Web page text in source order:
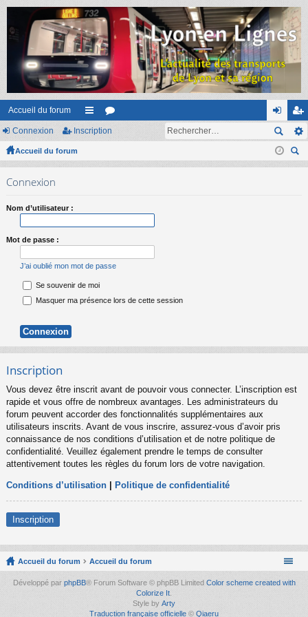
Accueil du forum
ac
s
or on
ne
ns
cri
Connexion Inscription
Accueil du forum
ec
Connexion
Nom d’utilisateur :
Mot de passe :
J’ai oublié mon mot de passe
Se souvenir de moi
Masquer ma présence lors de cette session
Inscription
Vous devez être inscrit avant de pouvoir vous connecter. L’inscription est
rapide et vous offre de nombreux avantages. Les administrateurs du
forum peuvent accorder des fonctionnalités supplémentaires aux
utilisateurs inscrits. Avant de vous inscrire, assurez-vous d’avoir pris
connaissance de nos conditions d’utilisation et de notre politique de
confidentialité. Veuillez également prendre le temps de consulter
attentivement toutes les règles du forum lors de votre navigation.
Conditions d’utilisation Politique de confidentialité
Inscription
Accueil du forum Accueil du forum
Développé par phpBB® Forum Software © phpBB Limited Color scheme created with
Colorize It.
Style by Arty
Traduction française officielle © Qiaeru